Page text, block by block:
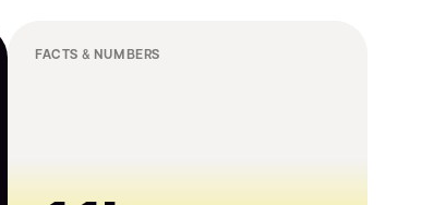
FACTS & NUMBERS